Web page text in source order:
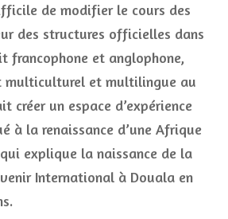
de modifier le cours des
des structures officielles dans
francophone et anglophone,
multiculturel et multilingue au
créer un espace d’expérience
à la renaissance d’une Afrique
explique la naissance de la
International à Douala en